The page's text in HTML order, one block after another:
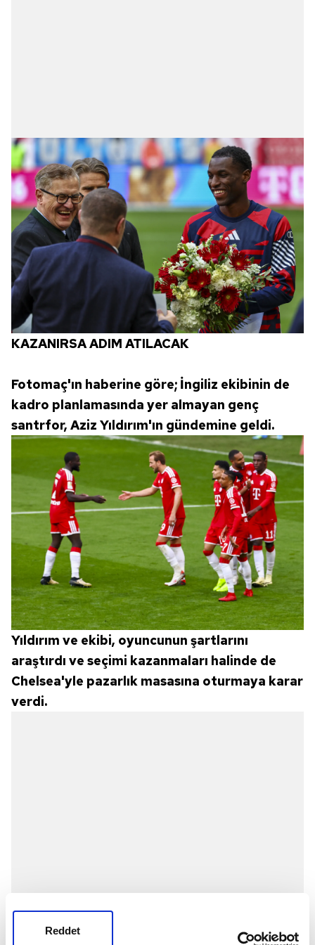
Reddet
KAZANIRSA ADIM ATILACAK
Fotomaç'ın haberine göre; İngiliz ekibinin de
kadro planlamasında yer almayan genç
santrfor, Aziz Yıldırım'ın gündemine geldi.
Yıldırım ve ekibi, oyuncunun şartlarını
araştırdı ve seçimi kazanmaları halinde de
Chelsea'yle pazarlık masasına oturmaya karar
verdi.